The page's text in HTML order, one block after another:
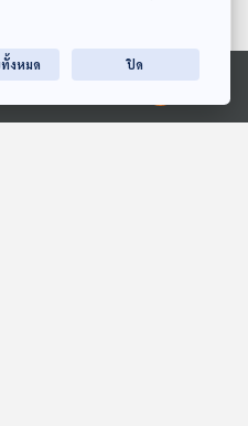
งประเทศไทย
งหมด ปิด